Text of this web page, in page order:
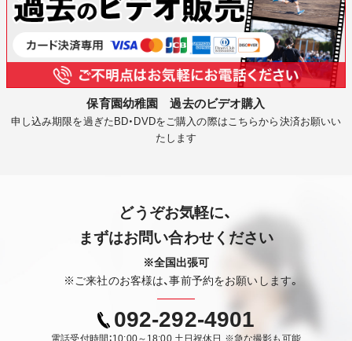
保育園幼稚園 過去のビデオ購入
申し込み期限を過ぎたBD・DVDをご購入の際はこちらから決済お願いい
たします
どうぞお気軽に、
まずはお問い合わせください
※全国出張可
※ご来社のお客様は、事前予約をお願いします。
092-292-4901
電話受付時間：10:00～18:00 土日祝休日 ※急な撮影も可能